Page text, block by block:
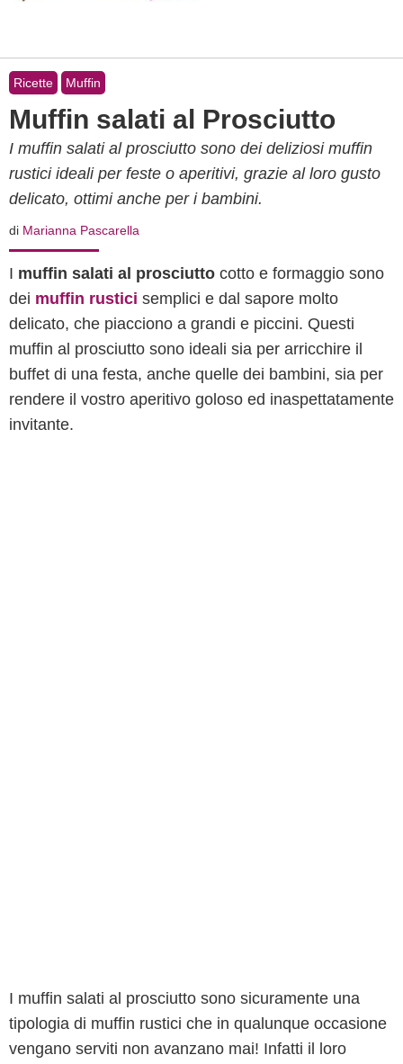
Ricette Muffin
Muffin salati al Prosciutto
I muffin salati al prosciutto sono dei deliziosi muffin
rustici ideali per feste o aperitivi, grazie al loro gusto
delicato, ottimi anche per i bambini.
di Marianna Pascarella
I muffin salati al prosciutto cotto e formaggio sono
dei muffin rustici semplici e dal sapore molto
delicato, che piacciono a grandi e piccini. Questi
muffin al prosciutto sono ideali sia per arricchire il
buffet di una festa, anche quelle dei bambini, sia per
rendere il vostro aperitivo goloso ed inaspettatamente
invitante.
I muffin salati al prosciutto sono sicuramente una
tipologia di muffin rustici che in qualunque occasione
vengano serviti non avanzano mai! Infatti il loro